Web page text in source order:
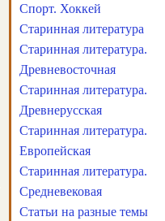
Спорт. Хоккей
Старинная литература
Старинная литература.
Древневосточная
Старинная литература.
Древнерусская
Старинная литература.
Европейская
Старинная литература.
Средневековая
Статьи на разные темы